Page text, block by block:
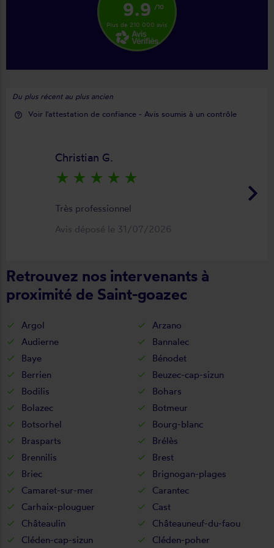
9.9 /10
Plus de 210 000 avis
Du plus récent au plus ancien
help_outline Voir l'attestation de confiance - Avis soumis à un contrôle
keyboard_arrow_right
Christian G.
star_rate star_rate star_rate star_rate star_rate
Très professionnel
Avis déposé le 31/07/2026
Retrouvez nos intervenants à
proximité de Saint-goazec
Argol
Arzano
Audierne
Bannalec
Baye
Bénodet
Berrien
Beuzec-cap-sizun
Bodilis
Bohars
Bolazec
Botmeur
Botsorhel
Bourg-blanc
Brasparts
Brélès
Brennilis
Brest
Briec
Brignogan-plages
Camaret-sur-mer
Carantec
Carhaix-plouguer
Cast
Châteaulin
Châteauneuf-du-faou
Cléden-cap-sizun
Cléden-poher